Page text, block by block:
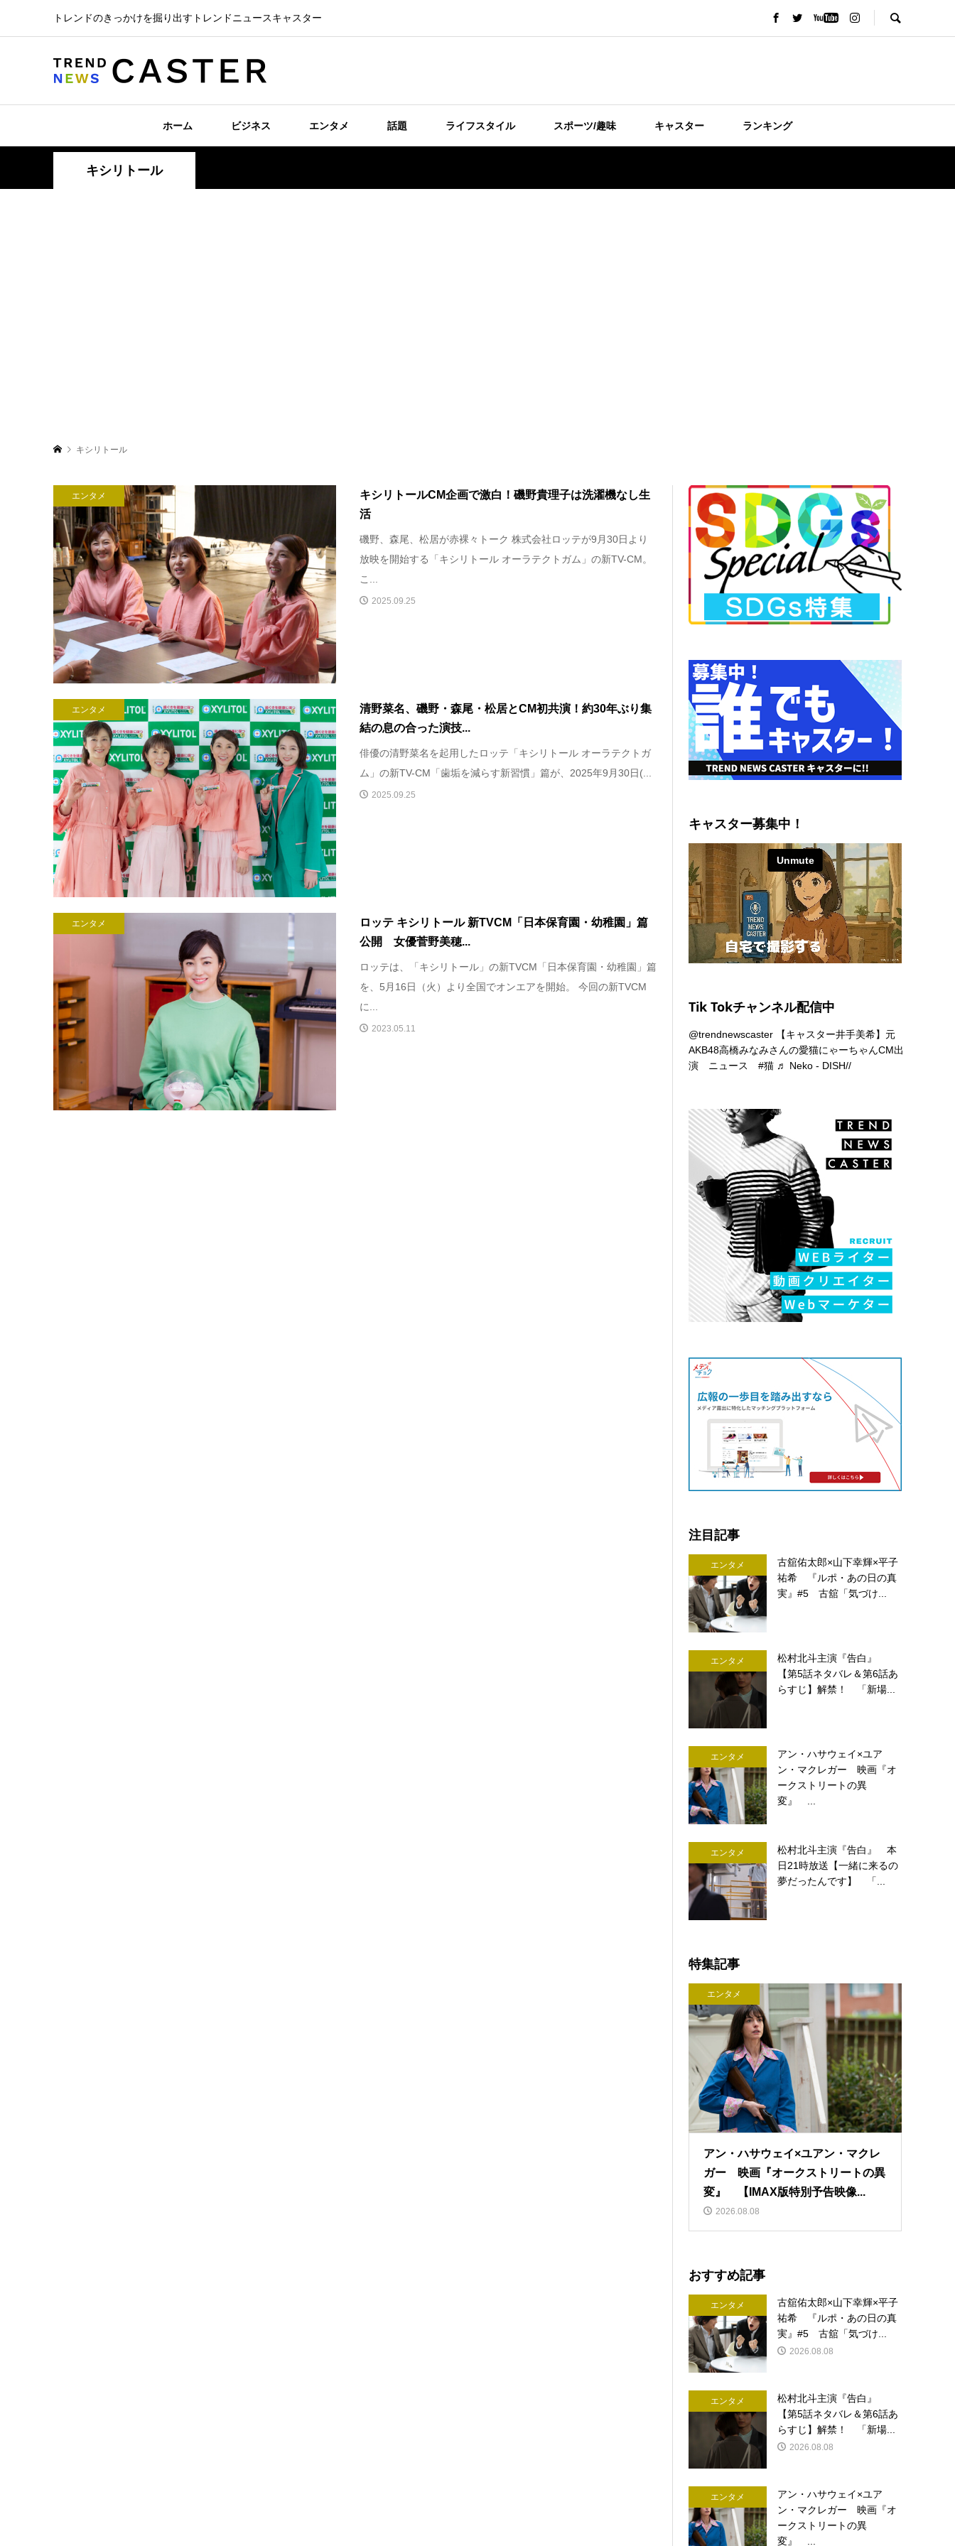
トレンドのきっかけを掘り出すトレンドニュースキャスター
ホーム ビジネス エンタメ 話題 ライフスタイル スポーツ/趣味 キャスター ランキング
キシリトール
キシリトール
エンタメ
キシリトールCM企画で激白！磯野貴理子は洗濯機なし生
活
磯野、森尾、松居が赤裸々トーク 株式会社ロッテが9月30日より
放映を開始する「キシリトール オーラテクトガム」の新TV-CM。
こ...
2025.09.25
エンタメ
清野菜名、磯野・森尾・松居とCM初共演！約30年ぶり集
結の息の合った演技...
俳優の清野菜名を起用したロッテ「キシリトール オーラテクトガ
ム」の新TV-CM「歯垢を減らす新習慣」篇が、2025年9月30日(...
2025.09.25
エンタメ
ロッテ キシリトール 新TVCM「⽇本保育園・幼稚園」篇
公開 女優菅野美穂...
ロッテは、「キシリトール」の新TVCM「⽇本保育園・幼稚園」篇
を、5⽉16⽇（⽕）より全国でオンエアを開始。 今回の新TVCM
に...
2023.05.11
キャスター募集中！
Tik Tokチャンネル配信中
@trendnewscaster 【キャスター井手美希】元
AKB48高橋みなみさんの愛猫にゃーちゃんCM出
演 ニュース#猫 ♬ Neko - DISH//
注目記事
エンタメ
古舘佑太郎×山下幸輝×平子
祐希 『ルポ・あの日の真
実』#5 古舘「気づけ...
エンタメ
松村北斗主演『告白』
【第5話ネタバレ＆第6話あ
らすじ】解禁！ 「新場...
エンタメ
アン・ハサウェイ×ユア
ン・マクレガー 映画『オ
ークストリートの異
変』 ...
エンタメ
松村北斗主演『告白』 本
日21時放送【一緒に来るの
夢だったんです】 「...
特集記事
エンタメ
アン・ハサウェイ×ユアン・マクレ
ガー 映画『オークストリートの異
変』 【IMAX版特別予告映像...
2026.08.08
おすすめ記事
エンタメ
古舘佑太郎×山下幸輝×平子
祐希 『ルポ・あの日の真
実』#5 古舘「気づけ...
2026.08.08
エンタメ
松村北斗主演『告白』
【第5話ネタバレ＆第6話あ
らすじ】解禁！ 「新場...
2026.08.08
エンタメ
アン・ハサウェイ×ユア
ン・マクレガー 映画『オ
ークストリートの異
変』 ...